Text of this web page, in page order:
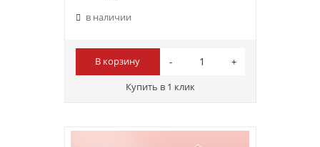
в наличии
В корзину
Купить в 1 клик